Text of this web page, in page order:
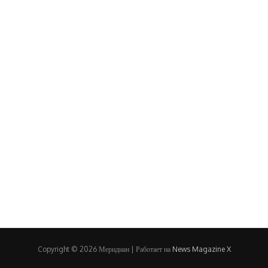
Copyright © 2026 Меридиан | Работает на News Magazine X